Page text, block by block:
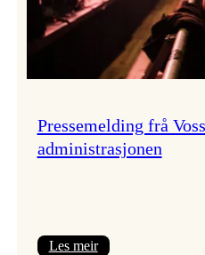
Pressemelding frå
administrasjonen
Les meir: